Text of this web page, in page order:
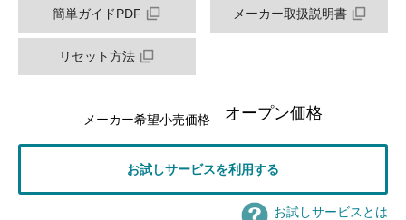
簡単ガイドPDF メーカー取扱説明書
リセット方法
メーカー希望小売価格 オープン価格
お試しサービスを利用する
お試しサービスとは